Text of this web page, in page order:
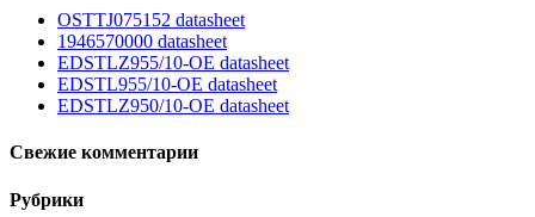
OSTTJ075152 datasheet
1946570000 datasheet
EDSTLZ955/10-OE datasheet
EDSTL955/10-OE datasheet
EDSTLZ950/10-OE datasheet
Свежие комментарии
Рубрики